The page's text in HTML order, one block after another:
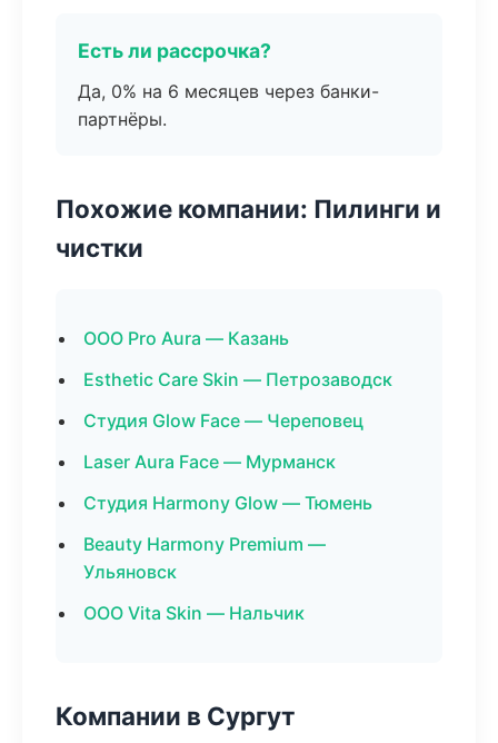
Есть ли рассрочка?
Да, 0% на 6 месяцев через банки-
партнёры.
Похожие компании: Пилинги и
чистки
ООО Pro Aura — Казань
Esthetic Care Skin — Петрозаводск
Студия Glow Face — Череповец
Laser Aura Face — Мурманск
Студия Harmony Glow — Тюмень
Beauty Harmony Premium —
Ульяновск
ООО Vita Skin — Нальчик
Компании в Сургут